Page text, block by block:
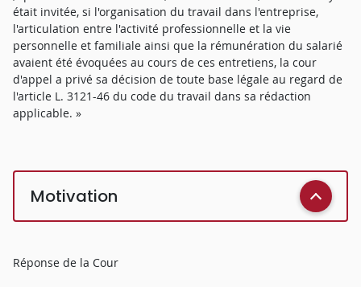
était invitée, si l'organisation du travail dans l'entreprise,
l'articulation entre l'activité professionnelle et la vie
personnelle et familiale ainsi que la rémunération du salarié
avaient été évoquées au cours de ces entretiens, la cour
d'appel a privé sa décision de toute base légale au regard de
l'article L. 3121-46 du code du travail dans sa rédaction
applicable. »
Motivation
Réponse de la Cour